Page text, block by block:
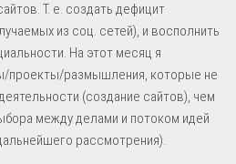
Т. е. создать дефицит
из соц. сетей), и восполнить
На этот месяц я
проекты/размышления, которые не
(создание сайтов), чем
между делами и потоком идей
рассмотрения).